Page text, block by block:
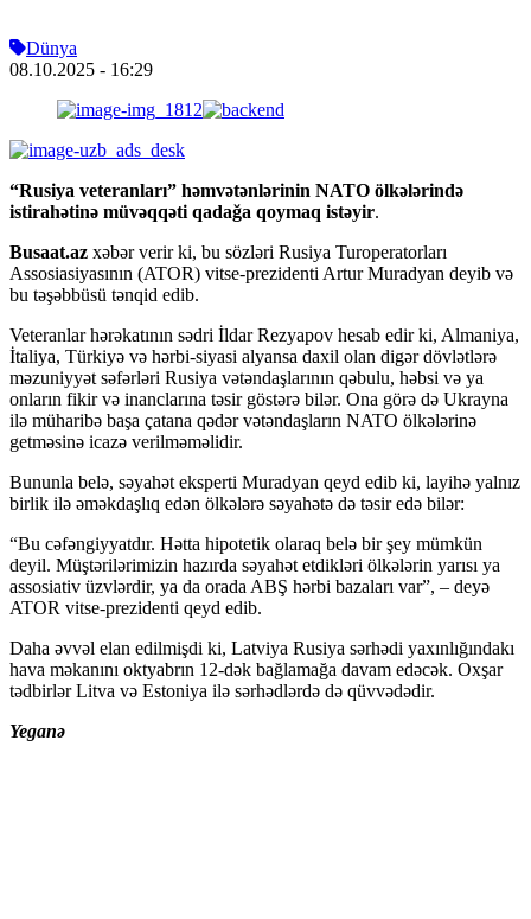
Dünya
08.10.2025 - 16:29
“Rusiya veteranları” həmvətənlərinin NATO ölkələrində
istirahətinə müvəqqəti qadağa qoymaq istəyir.
Busaat.az xəbər verir ki, bu sözləri Rusiya Turoperatorları
Assosiasiyasının (ATOR) vitse-prezidenti Artur Muradyan deyib və
bu təşəbbüsü tənqid edib.
Veteranlar hərəkatının sədri İldar Rezyapov hesab edir ki, Almaniya,
İtaliya, Türkiyə və hərbi-siyasi alyansa daxil olan digər dövlətlərə
məzuniyyət səfərləri Rusiya vətəndaşlarının qəbulu, həbsi və ya
onların fikir və inanclarına təsir göstərə bilər. Ona görə də Ukrayna
ilə müharibə başa çatana qədər vətəndaşların NATO ölkələrinə
getməsinə icazə verilməməlidir.
Bununla belə, səyahət eksperti Muradyan qeyd edib ki, layihə yalnız
birlik ilə əməkdaşlıq edən ölkələrə səyahətə də təsir edə bilər:
“Bu cəfəngiyyatdır. Hətta hipotetik olaraq belə bir şey mümkün
deyil. Müştərilərimizin hazırda səyahət etdikləri ölkələrin yarısı ya
assosiativ üzvlərdir, ya da orada ABŞ hərbi bazaları var”, – deyə
ATOR vitse-prezidenti qeyd edib.
Daha əvvəl elan edilmişdi ki, Latviya Rusiya sərhədi yaxınlığındakı
hava məkanını oktyabrın 12-dək bağlamağa davam edəcək. Oxşar
tədbirlər Litva və Estoniya ilə sərhədlərdə də qüvvədədir.
Yeganə